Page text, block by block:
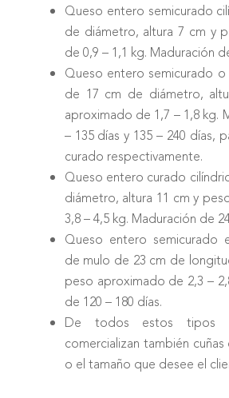
Queso entero semicurado
de diámetro, altura 7 cm y
de 0,9 – 1,1 kg. Maduración
Queso entero semicurado
de 17 cm de diámetro,
aproximado de 1,7 – 1,8 kg.
– 135 días y 135 – 240 días,
curado respectivamente.
Queso entero curado
diámetro, altura 11 cm y
3,8 – 4,5 kg. Maduración de
Queso entero semicurado
de mulo de 23 cm de
peso aproximado de 2,3 –
de 120 – 180 días.
De todos estos tipos
comercializan también
o el tamaño que desee el